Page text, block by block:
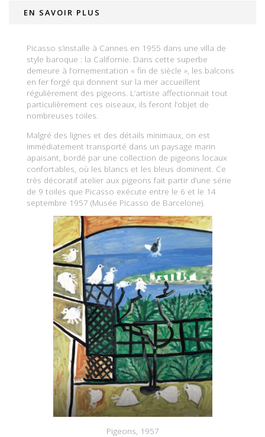
EN SAVOIR PLUS
Picasso s’installe à Cannes en 1955 dans une villa de
style baroque : la Californie. Dans cette superbe
demeure à l’ornementation « fin de siècle », les balcons
en fer forgé qui donnent sur la mer accueillent
régulièrement des pigeons. L’artiste affectionnait tout
particulièrement ces oiseaux, ils feront l’objet de
nombreuses toiles.
Malgré des lignes et des détails minimaux, on est
immédiatement transporté dans un paysage marin
apaisant, bordé par une collection de pigeons locaux
confortables, où les blancs et les bleus dominent. Ce
très décoratif atelier aux pigeons fait partir d’une série
de 9 toiles que Picasso exécute entre le 6 et le 14
septembre 1957 (Musée Picasso de Barcelone).
Pigeons, 1957